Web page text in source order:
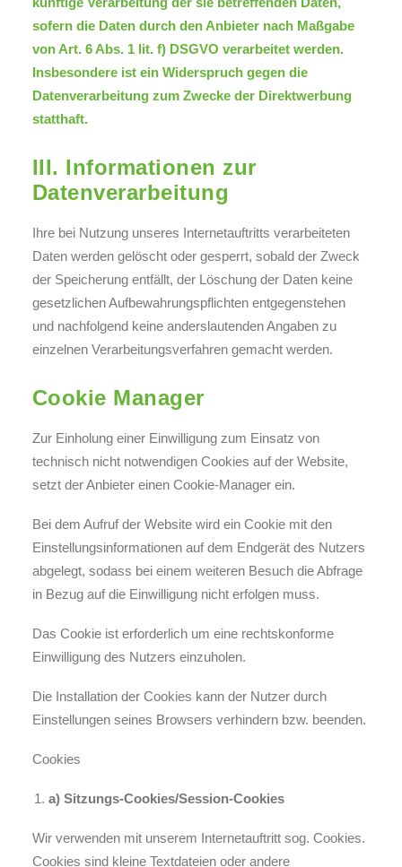
sofern die Daten durch den Anbieter nach Maßgabe
von Art. 6 Abs. 1 lit. f) DSGVO verarbeitet werden.
Insbesondere ist ein Widerspruch gegen die
Datenverarbeitung zum Zwecke der Direktwerbung
statthaft.
III. Informationen zur
Datenverarbeitung
Ihre bei Nutzung unseres Internetauftritts verarbeiteten
Daten werden gelöscht oder gesperrt, sobald der Zweck
der Speicherung entfällt, der Löschung der Daten keine
gesetzlichen Aufbewahrungspflichten entgegenstehen
und nachfolgend keine anderslautenden Angaben zu
einzelnen Verarbeitungsverfahren gemacht werden.
Cookie Manager
Zur Einholung einer Einwilligung zum Einsatz von
technisch nicht notwendigen Cookies auf der Website,
setzt der Anbieter einen Cookie-Manager ein.
Bei dem Aufruf der Website wird ein Cookie mit den
Einstellungsinformationen auf dem Endgerät des Nutzers
abgelegt, sodass bei einem weiteren Besuch die Abfrage
in Bezug auf die Einwilligung nicht erfolgen muss.
Das Cookie ist erforderlich um eine rechtskonforme
Einwilligung des Nutzers einzuholen.
Die Installation der Cookies kann der Nutzer durch
Einstellungen seines Browsers verhindern bzw. beenden.
Cookies
a) Sitzungs-Cookies/Session-Cookies
Wir verwenden mit unserem Internetauftritt sog. Cookies.
Cookies sind kleine Textdateien oder andere